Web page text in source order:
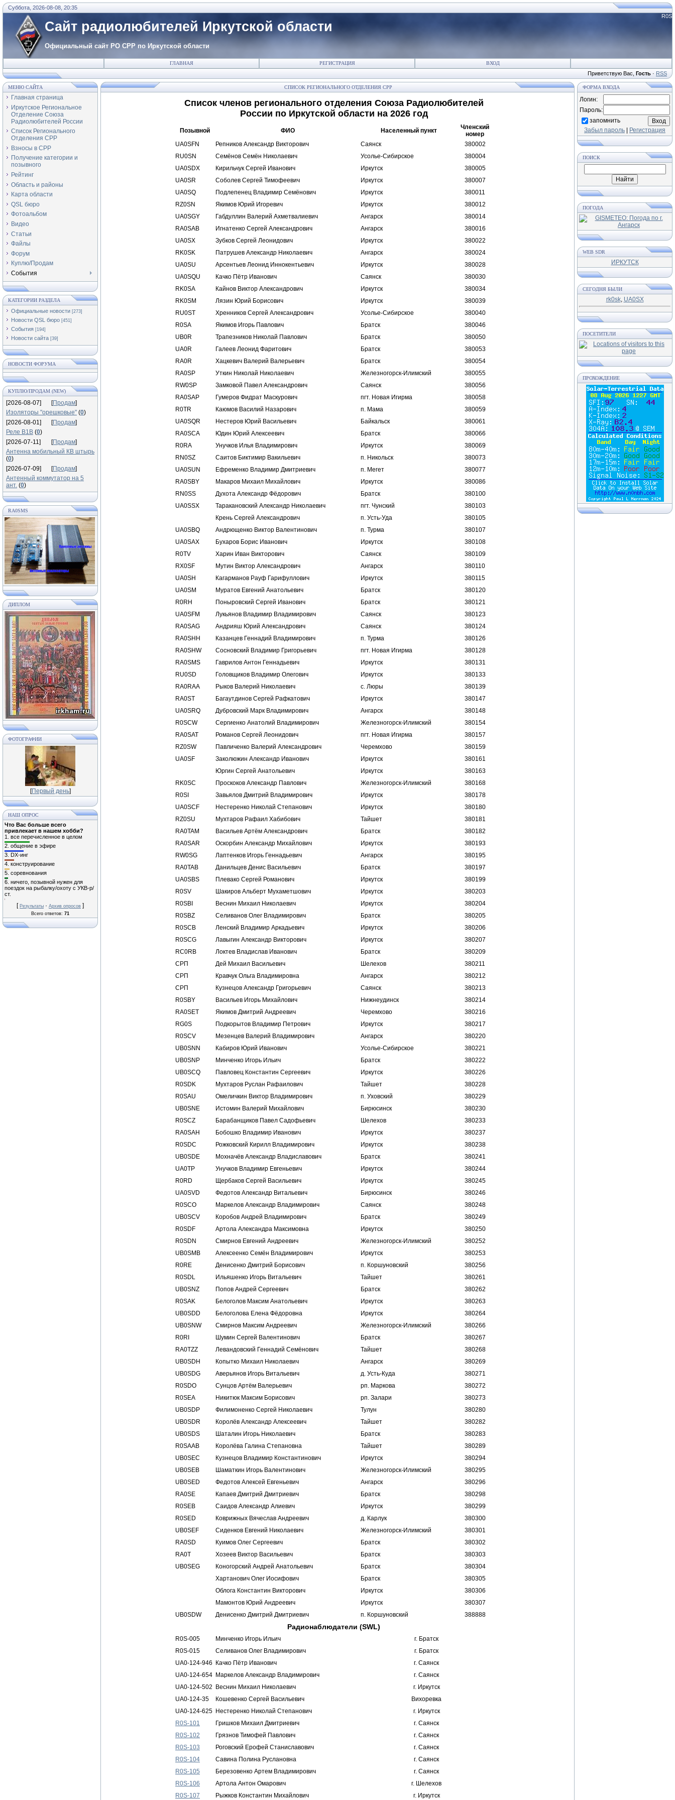
Суббота, 2026-08-08, 20:35
R0S
Сайт радиолюбителей Иркутской области
Официальный сайт РО СРР по Иркутской области
ГЛАВНАЯ РЕГИСТРАЦИЯ ВХОД
Приветствую Вас Гость · RSS
МЕНЮ САЙТА
Главная страница
Иркутское Региональное
Отделение Союза
Радиолюбителей России
Список Регионального
Отделения СРР
Взносы в СРР
Получение категории и
позывного
Рейтинг
Область и районы
Карта области
QSL бюро
Фотоальбом
Видео
Статьи
Файлы
Форум
Куплю/Продам
События
КАТЕГОРИИ РАЗДЕЛА
Официальные новости [273]
Новости QSL бюро [451]
События [194]
Новости сайта [39]
НОВОСТИ ФОРУМА
КУПЛЮ/ПРОДАМ (NEW)
[2026-08-07] [Продам]
Изоляторы "орешковые" (0)
[2026-08-01]
[Продам]
Реле В1В (0)
[2026-07-11]
[Продам]
Антенна мобильный КВ штырь
(0)
[2026-07-09]
[Продам]
Антенный коммутатор на 5
ант. (0)
RA0SMS
ДИПЛОМ
ФОТОГРАФИИ
[Первый день]
НАШ ОПРОС
Что Вас больше всего
привлекает в нашем хобби?
1. все перечисленное в целом
2. общение в эфире
3. DX-инг
4. конструирование
5. соревнования
6. ничего, позывной нужен для
поездок на рыбалку/охоту с УКВ-р/
ст.
[ Результаты · Архив опросов ]
Всего ответов: 71
СПИСОК РЕГИОНАЛЬНОГО ОТДЕЛЕНИЯ СРР
Список членов регионального отделения Союза Радиолюбителей
России по Иркутской области на 2026 год
Позывной ФИО Населенный пункт
Членский
номер
UA0SFN
Репников Александр Викторович Саянск
380002
RU0SN
Семёнов Семён Николаевич Усолье-Сибирское
380004
UA0SDX
Кирильчук Сергей Иванович Иркутск
380005
UA0SR
Соболев Сергей Тимофеевич Иркутск
380007
UA0SQ
Подлепенец Владимир Семёнович Иркутск
380011
RZ0SN
Якимов Юрий Игоревич Иркутск
380012
UA0SGY
Габдуллин Валерий Ахметвалиевич Ангарск
380014
RA0SAB
Игнатенко Сергей Александрович Ангарск
380016
UA0SX
Зубков Сергей Леонидович Иркутск
380022
RK0SK
Патрушев Александр Николаевич Ангарск
380024
UA0SU
Арсентьев Леонид Иннокентьевич Иркутск
380028
UA0SQU
Качко Пётр Иванович Саянск
380030
RK0SA
Кайнов Виктор Александрович Иркутск
380034
RK0SM
Лязин Юрий Борисович Иркутск
380039
RU0ST
Хренников Сергей Александрович Усолье-Сибирское
380040
R0SA
Якимов Игорь Павлович Братск
380046
UB0R
Трапезников Николай Павлович Братск
380050
UA0R
Галеев Леонид Фаритович Братск
380053
RA0R
Хацкевич Валерий Валерьевич Братск
380054
RA0SP
Уткин Николай Николаевич Железногоpск-Илимский
380055
RW0SP
Замковой Павел Александрович Саянск
380056
RA0SAP
Гумеров Фидрат Маскурович пгт. Новая Игирма
380058
R0TR
Каюмов Василий Назарович п. Мама
380059
UA0SQR
Нестеров Юрий Васильевич Байкальск
380061
RA0SCA
Юдин Юрий Алексеевич Братск
380066
R0RA
Унучков Илья Владимирович Иркутск
380069
RN0SZ
Саитов Биктимир Вакильевич п. Никольск
380073
UA0SUN
Ефременко Владимир Дмитриевич п. Мегет
380077
RA0SBY
Макаров Михаил Михайлович Иркутск
380086
RN0SS
Духота Александр Фёдорович Братск
380100
UA0SSX
Таракановский Александр Николаевич пгт. Чунский
380103
Крень Сергей Александрович
п. Усть-Уда
380105
UA0SBQ
Андрющенко Виктор Валентинович п. Турма
380107
UA0SAX
Бухаров Борис Иванович Иркутск
380108
R0TV
Харин Иван Викторович Саянск
380109
RX0SF
Мутин Виктор Александрович Ангарск
380110
UA0SH
Кагарманов Рауф Гарифуллович Иркутск
380115
UA0SM
Муратов Евгений Анатольевич Братск
380120
R0RH
Поныровский Сергей Иванович Братск
380121
UA0SFM
Лукьянов Владимир Владимирович Саянск
380123
RA0SAG
Андрияш Юрий Александрович Саянск
380124
RA0SHH
Казанцев Геннадий Владимирович п. Турма
380126
RA0SHW
Сосновский Владимир Григорьевич пгт. Новая Игирма
380128
RA0SMS
Гаврилов Антон Геннадьевич Иркутск
380131
RU0SD
Головщиков Владимир Олегович Иркутск
380133
RA0RAA
Рыков Валерий Николаевич c. Люры
380139
RA0ST
Багаутдинов Сергей Рафкатович Иркутск
380147
UA0SRQ
Дубровский Марк Владимирович Ангарск
380148
R0SCW
Сергиенко Анатолий Владимирович Железногорск-Илимский
380154
RA0SAT
Романов Сергей Леонидович пгт. Новая Игирма
380157
RZ0SW
Павличенко Валерий Александрович Черемхово
380159
UA0SF
Заколюжин Александр Иванович Иркутск
380161
Юргин Сергей Анатольевич
Иркутск
380163
RK0SC
Проскоков Александр Павлович Железногорск-Илимский
380168
R0SI
Завьялов Дмитрий Владимирович Иркутск
380178
UA0SCF
Нестеренко Николай Степанович Иркутск
380180
RZ0SU
Мухтаров Рафаил Хабибович Тайшет
380181
RA0TAM
Васильев Артём Александрович Братск
380182
RA0SAR
Оскорбин Александр Михайлович Иркутск
380193
RW0SG
Лаптенков Игорь Геннадьевич Ангарск
380195
RA0TAB
Данильцев Денис Васильевич Братск
380197
UA0SBS
Плевако Сергей Романович Иркутск
380199
R0SV
Шакиров Альберт Мухаметшович Иркутск
380203
R0SBI
Веснин Михаил Николаевич Иркутск
380204
R0SBZ
Селиванов Олег Владимирович Братск
380205
R0SCB
Ленский Владимир Аркадьевич Иркутск
380206
R0SCG
Лавыгин Александр Викторович Иркутск
380207
RC0RB
Локтев Владислав Иванович Братск
380209
СРП
Дей Михаил Васильевич Шелехов
380211
СРП
Кравчук Ольга Владимировна Ангарск
380212
СРП
Кузнецов Александр Григорьевич Саянск
380213
R0SBY
Васильев Игорь Михайлович Нижнеудинск
380214
RA0SET
Якимов Дмитрий Андреевич Черемхово
380216
RG0S
Подкорытов Владимир Петрович Иркутск
380217
R0SCV
Мезенцев Валерий Владимирович Ангарск
380220
UB0SNN
Кабиров Юрий Иванович Усолье-Сибирское
380221
UB0SNP
Минченко Игорь Ильич Братск
380222
UB0SCQ
Павловец Константин Сергеевич Иркутск
380226
R0SDK
Мухтаров Руслан Рафаилович Тайшет
380228
R0SAU
Омеличкин Виктор Владимирович п. Уховский
380229
UB0SNE
Истомин Валерий Михайлович Бирюсинск
380230
R0SCZ
Барабанщиков Павел Садофьевич Шелехов
380233
RA0SAH
Бобошко Владимир Иванович Иркутск
380237
R0SDC
Рожковский Кирилл Владимирович Иркутск
380238
UB0SDE
Мохначёв Александр Владиславович Братск
380241
UA0TP
Унучков Владимир Евгеньевич Иркутск
380244
R0RD
Щербаков Сергей Васильевич Иркутск
380245
UA0SVD
Федотов Александр Витальевич Бирюсинск
380246
R0SCO
Маркелов Александр Владимирович Саянск
380248
UB0SCV
Коробов Андрей Владимирович Братск
380249
R0SDF
Артола Александра Максимовна Иркутск
380250
R0SDN
Смирнов Евгений Андреевич Железногорск-Илимский
380252
UB0SMB
Алексеенко Семён Владимирович Иркутск
380253
R0RE
Денисенко Дмитрий Борисович п. Коршуновский
380256
R0SDL
Ильяшенко Игорь Витальевич Тайшет
380261
UB0SNZ
Попов Андрей Сергеевич Братск
380262
R0SAK
Белоголов Максим Анатольевич Иркутск
380263
UB0SDD
Белоголова Елена Фёдоровна Иркутск
380264
UB0SNW
Смирнов Максим Андреевич Железногорск-Илимский
380266
R0RI
Шумин Сергей Валентинович Братск
380267
RA0TZZ
Левандовский Геннадий Семёнович Тайшет
380268
UB0SDH
Копытко Михаил Николаевич Ангарск
380269
UB0SDG
Аверьянов Игорь Витальевич д. Усть-Куда
380271
R0SDO
Сунцов Артём Валерьевич рп. Маркова
380272
R0SEA
Никитюк Максим Борисович рп. Залари
380273
UB0SDP
Филимоненко Сергей Николаевич Тулун
380280
UB0SDR
Королёв Александр Алексеевич Тайшет
380282
UB0SDS
Шаталин Игорь Николаевич Братск
380283
R0SAAB
Королёва Галина Степановна Тайшет
380289
UB0SEC
Кузнецов Владимир Константинович Иркутск
380294
UB0SEB
Шаматкин Игорь Валентинович Железногорск-Илимский
380295
UB0SED
Федотов Алексей Евгеньевич Ангарск
380296
RA0SE
Капаев Дмитрий Дмитриевич Братск
380298
R0SEB
Саидов Александр Алиевич Иркутск
380299
R0SED
Коврижных Вячеслав Андреевич д. Карлук
380300
UB0SEF
Сиденков Евгений Николаевич Железногорск-Илимский
380301
RA0SD
Куимов Олег Сергеевич Братск
380302
RA0T
Хозеев Виктор Васильевич Братск
380303
UB0SEG
Коногорский Андрей Анатольевич Братск
380304
Хартанович Олег Иосифович
Братск
380305
Облога Константин Викторович
Иркутск
380306
Мамонтов Юрий Андреевич
Иркутск
380307
UB0SDW
Денисенко Дмитрий Дмитриевич п. Коршуновский 388888
Радионаблюдатели (SWL)
R0S-005 Минченко Игорь Ильич
г. Братск
R0S-015
Селиванов Олег Владимирович
г. Братск
UA0-124-946
Качко Пётр Иванович
г. Саянск
UA0-124-654 Маркелов Александр Владимирович
г. Саянск
UA0-124-502
Веснин Михаил Николаевич
г. Иркутск
UA0-124-35
Кошевенко Сергей Васильевич
Вихоревка
UA0-124-625 Нестеренко Николай Степанович
г. Иркутск
R0S-101
Гришков Михаил Дмитриевич
г. Саянск
R0S-102
Грязнов Тимофей Павлович
г. Саянск
R0S-103
Роговский Ерофей Станиславович
г. Саянск
R0S-104
Савина Полина Руслановна
г. Саянск
R0S-105
Березовенко Артем Владимирович
г. Саянск
R0S-106
Артола Антон Омарович
г. Шелехов
R0S-107
Рыжков Константин Михайлович г. Иркутск
ФОРМА ВХОДА
Логин:
Пароль:
запомнить
Забыл пароль
Регистрация
ПОИСК
ПОГОДА
WEB SDR
ИРКУТСК
СЕГОДНЯ БЫЛИ
rk0sk, UA0SX
ПОСЕТИТЕЛИ
ПРОХОЖДЕНИЕ